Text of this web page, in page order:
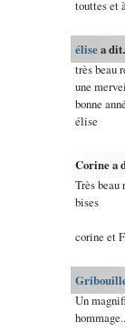
touttes et
élisea
très beau
une
bonne
élise
Corine a
Très beau
bises
corine et
Un